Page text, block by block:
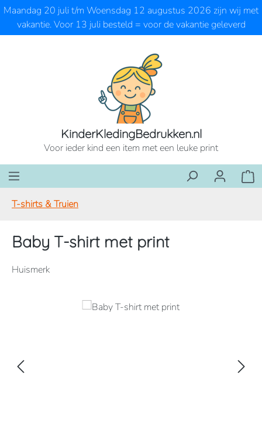
Ga naar de hoofdinhoud
Maandag 20 juli t/m Woensdag 12 augustus 2026 zijn wij met
vakantie. Voor 13 juli besteld = voor de vakantie geleverd
KinderKledingBedrukken.nl
Voor ieder kind een item met een leuke print
T-shirts & Truien
Baby T-shirt met print
Huismerk
Afbeeldingengalerij overslaan